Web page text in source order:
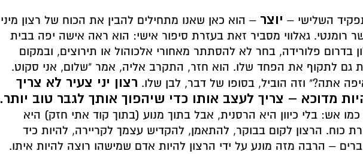
השלישי – יוצר – הוא כאן שאנו מתחילים להבין את הכוח של רצון מיני
רומנטי. גאלווי מסביר זאת בעזרת סיפור אישי: הוא ראה אישה יפה בבית
בדרום פלורידה, בחר לא להסתתר מאחורי אלכוהול או תירוצים, ובמקום
גם לתקוף את הפחד שלו. הוא חזר, התקרב אליה, אמר "שלום, אני סקוט.
אתה?" וזה הוביל, בסופו של דבר, לבן שלו. רצון יני צעיר לא צריך
מדוכא – צריך לעצב אותו כדי שיהפוך אותך לגבר טוב יותר.
אש: בלי כיוון היא הרסנית, אבל בתוך מנוע (בתוך קוד אתי חזק) היא
כוח. הרצון לקום בבוקר, להתאמן, להקדיש עצמך לקריירה, להיות כיד
– הרבה מזה מונע על ידי הרצון להיות אדם שמישהו רוצה להיות איתו.